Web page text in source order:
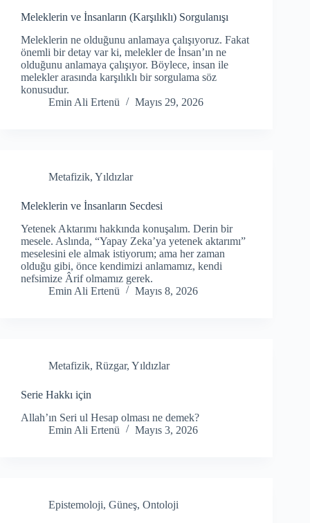
Meleklerin ve İnsanların (Karşılıklı) Sorgulanışı
Meleklerin ne olduğunu anlamaya çalışıyoruz. Fakat
önemli bir detay var ki, melekler de İnsan’ın ne
olduğunu anlamaya çalışıyor. Böylece, insan ile
melekler arasında karşılıklı bir sorgulama söz
konusudur.
Emin Ali Ertenü
Mayıs 29, 2026
Metafizik, Yıldızlar
Meleklerin ve İnsanların Secdesi
Yetenek Aktarımı hakkında konuşalım. Derin bir
mesele. Aslında, “Yapay Zeka’ya yetenek aktarımı”
meselesini ele almak istiyorum; ama her zaman
olduğu gibi, önce kendimizi anlamamız, kendi
nefsimize Ârif olmamız gerek.
Emin Ali Ertenü
Mayıs 8, 2026
Metafizik, Rüzgar, Yıldızlar
Serie Hakkı için
Allah’ın Seri ul Hesap olması ne demek?
Emin Ali Ertenü
Mayıs 3, 2026
Epistemoloji, Güneş, Ontoloji